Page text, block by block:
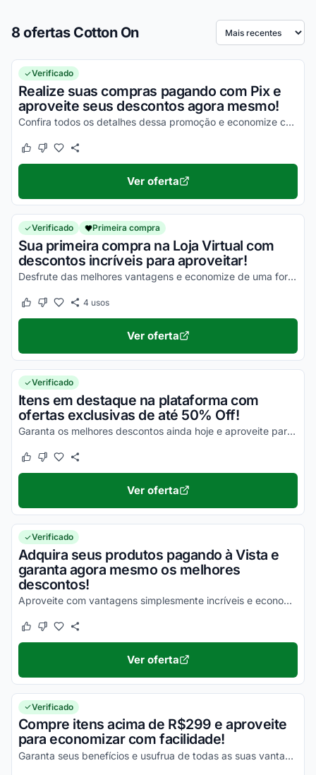
8 ofertas Cotton On Ordenar por
Verificado
Realize suas compras pagando com Pix e
aproveite seus descontos agora mesmo!
Confira todos os detalhes dessa promoção e economize com facilidade!
Este cupom funcionou
Este cupom não funcionou
Ver oferta
Verificado Primeira compra
Sua primeira compra na Loja Virtual com
descontos incríveis para aproveitar!
Desfrute das melhores vantagens e economize de uma forma simples em todas as suas compras!
Este cupom funcionou
Este cupom não funcionou
4 usos
Ver oferta
Verificado
Itens em destaque na plataforma com
ofertas exclusivas de até 50% Off!
Garanta os melhores descontos ainda hoje e aproveite para economizar!
Este cupom funcionou
Este cupom não funcionou
Ver oferta
Verificado
Adquira seus produtos pagando à Vista e
garanta agora mesmo os melhores
descontos!
Aproveite com vantagens simplesmente incríveis e economize!
Este cupom funcionou
Este cupom não funcionou
Ver oferta
Verificado
Compre itens acima de R$299 e aproveite
para economizar com facilidade!
Garanta seus benefícios e usufrua de todas as suas vantagens ainda hoje!